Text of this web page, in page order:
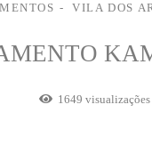
VILA DOS
1649 visualizações